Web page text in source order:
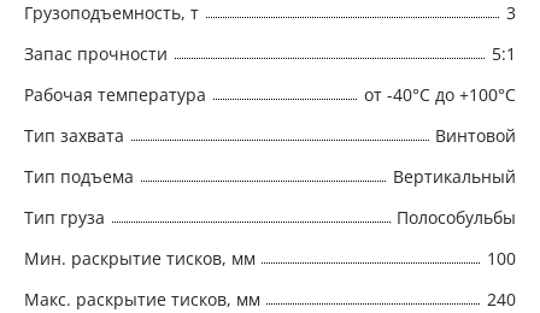
конструкция для удобного обращения •
Прочный качественный сварной корпус для
тяжелых условий эксплуатации
Грузоподъемность, т
3
Запас прочности
5:1
Рабочая температура
от -40°C до +100°C
Тип захвата
Винтовой
Тип подъема
Вертикальный
Тип груза
Полособульбы
Мин. раскрытие тисков, мм
100
Макс. раскрытие тисков, мм
240